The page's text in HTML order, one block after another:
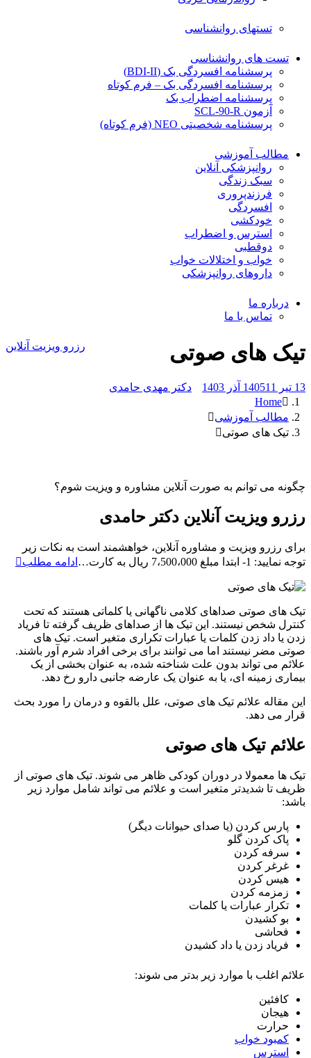
تستهای روانشناسی
تست های روانشناسی
پرسشنامه افسردگی بک (BDI-II)
پرسشنامه افسردگی بک – فرم کوتاه
پرسشنامه اضطراب بک
آزمون SCL-90-R
پرسشنامه شخصیتی NEO (فرم کوتاه)
مطالب آموزشی
روانپزشکی آنلاین
سبک زندگی
فرزندپروری
افسردگی
خودکشی
استرس و اضطراب
دوقطبی
خواب و اختلالات خواب
داروهای روانپزشکی
درباره ما
تماس با ما
رزرو ویزیت آنلاین تیک های صوتی
13 تیر 1405 11 آذر 1403
دکتر مهدی حامدی
Home
مطالب آموزشی
تیک های صوتی
چگونه می توانم به صورت آنلاین مشاوره و ویزیت شوم؟
رزرو ویزیت آنلاین دکتر حامدی
برای رزرو ویزیت و مشاوره آنلاین، خواهشمند است به نکات زیر
توجه نمایید: 1- ابتدا مبلغ 7،500،000 ریال به کارت…
ادامه مطلبرزرو
تیک های صوتی صداهای کلامی ناگهانی یا کلماتی هستند که تحت
کنترل شخص نیستند. این تیک ها از صداهای ظریف گرفته تا فریاد
زدن یا داد زدن کلمات یا عبارات تکراری متغیر است. تیک های
صوتی مضر نیستند اما می توانند برای برخی افراد شرم آور باشند.
علائم می تواند بدون علت شناخته شده، به عنوان بخشی از یک
بیماری زمینه ای، یا به عنوان یک عارضه جانبی دارو رخ دهد.
این مقاله علائم تیک های صوتی، علل بالقوه و درمان را مورد بحث
قرار می دهد.
علائم تیک های صوتی
تیک ها معمولا در دوران کودکی ظاهر می شوند. تیک های صوتی از
ظریف تا شدیدتر متغیر است و علائم می تواند شامل موارد زیر
باشد:
پارس کردن (یا صدای حیوانات دیگر)
پاک کردن گلو
سرفه کردن
غرغر کردن
هیس کردن
زمزمه کردن
تکرار عبارات یا کلمات
بو کشیدن
فحاشی
فریاد زدن یا داد کشیدن
علائم اغلب با موارد زیر بدتر می شوند:
کافئین
هیجان
حرارت
کمبود خواب
استرس